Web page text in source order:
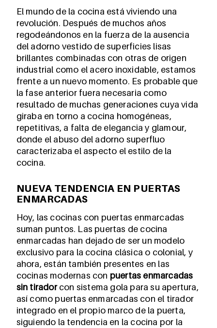
El mundo de la cocina está viviendo una
revolución. Después de muchos años
regodeándonos en la fuerza de la ausencia
del adorno vestido de superficies lisas
brillantes combinadas con otras de origen
industrial como el acero inoxidable, estamos
frente a un nuevo momento. Es probable que
la fase anterior fuera necesaria como
resultado de muchas generaciones cuya vida
giraba en torno a cocina homogéneas,
repetitivas, a falta de elegancia y glamour,
donde el abuso del adorno superfluo
caracterizaba el aspecto el estilo de la
cocina.
NUEVA TENDENCIA EN PUERTAS
ENMARCADAS
Hoy, las cocinas con puertas enmarcadas
suman puntos. Las puertas de cocina
enmarcadas han dejado de ser un modelo
exclusivo para la cocina clásica o colonial, y
ahora, están también presentes en las
cocinas modernas con puertas enmarcadas
sin tiradorcon sistema gola para su apertura,
así como puertas enmarcadas con el tirador
integrado en el propio marco de la puerta,
siguiendo la tendencia en la cocina por la